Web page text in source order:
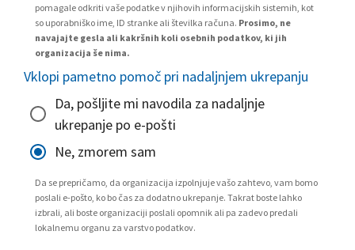
pomagale odkriti vaše podatke v njihovih informacijskih sistemih, kot
so uporabniško ime, ID stranke ali številka računa. Prosimo, ne
navajajte gesla ali kakršnih koli osebnih podatkov, ki jih
organizacija še nima.
Vklopi pametno pomoč pri nadaljnjem ukrepanju
Da, pošljite mi navodila za nadaljnje
ukrepanje po e-pošti
Ne, zmorem sam
Da se prepričamo, da organizacija izpolnjuje vašo zahtevo, vam bomo
poslali e-pošto, ko bo čas za dodatno ukrepanje. Takrat boste lahko
izbrali, ali boste organizaciji poslali opomnik ali pa zadevo predali
lokalnemu organu za varstvo podatkov.